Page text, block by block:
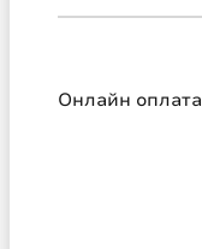
Онлайн оплата